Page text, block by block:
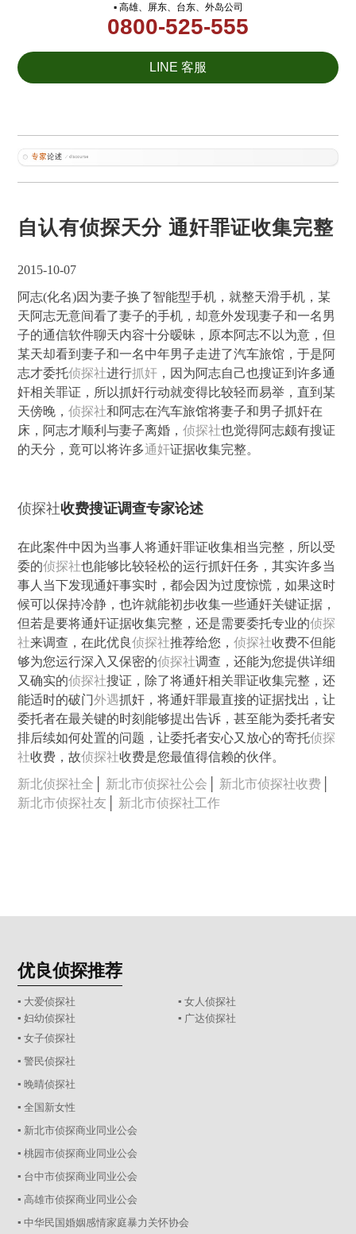
▪ 高雄、屏东、台东、外岛公司
0800-525-555
LINE 客服
自认有侦探天分 通奸罪证收集完整
2015-10-07
阿志(化名)因为妻子换了智能型手机，就整天滑手机，某
天阿志无意间看了妻子的手机，却意外发现妻子和一名男
子的通信软件聊天内容十分暧昧，原本阿志不以为意，但
某天却看到妻子和一名中年男子走进了汽车旅馆，于是阿
志才委托侦探社进行抓奸 ，因为阿志自己也搜证到许多通
奸相关罪证，所以抓奸行动就变得比较轻而易举，直到某
天傍晚，侦探社和阿志在汽车旅馆将妻子和男子抓奸在
床，阿志才顺利与妻子离婚，侦探社也觉得阿志颇有搜证
的天分，竟可以将许多通奸证据收集完整。
侦探社收费搜证调查专家论述
在此案件中因为当事人将通奸罪证收集相当完整，所以受
委的侦探社也能够比较轻松的运行抓奸任务，其实许多当
事人当下发现通奸事实时，都会因为过度惊慌，如果这时
候可以保持冷静，也许就能初步收集一些通奸关键证据，
但若是要将通奸证据收集完整，还是需要委托专业的侦探
社来调查，在此优良侦探社推荐给您，侦探社收费不但能
够为您运行深入又保密的侦探社调查，还能为您提供详细
又确实的侦探社搜证，除了将通奸相关罪证收集完整，还
能适时的破门外遇抓奸，将通奸罪最直接的证据找出，让
委托者在最关键的时刻能够提出告诉，甚至能为委托者安
排后续如何处置的问题，让委托者安心又放心的寄托侦探
社收费，故侦探社收费是您最值得信赖的伙伴。
新北侦探社全
新北市侦探社公会 新北市侦探社收费
新北市侦探社友
新北市侦探社工作
优良侦探推荐
▪ 大爱侦探社
▪ 女人侦探社
▪ 妇幼侦探社
▪ 广达侦探社
▪ 女子侦探社
▪ 警民侦探社
▪ 晚晴侦探社
▪ 全国新女性
▪ 新北市侦探商业同业公会
▪ 桃园市侦探商业同业公会
▪ 台中市侦探商业同业公会
▪ 高雄市侦探商业同业公会
▪ 中华民国婚姻感情家庭暴力关怀协会